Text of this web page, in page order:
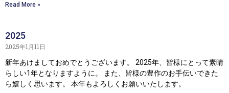
Read More »
2025
2025年1月11日
新年あけましておめでとうございます。 2025年、皆様にとって素晴
らしい1年となりますように。 また、皆様の豊作のお手伝いできた
ら嬉しく思います。 本年もよろしくお願いいたします。